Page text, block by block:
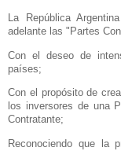
La República Argentina
adelante las "Partes
Con el deseo de
países;
Con el propósito de
los inversores de una
Contratante;
Reconociendo que la